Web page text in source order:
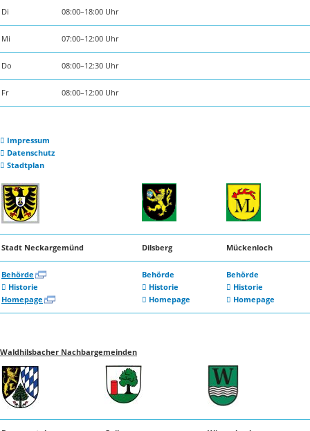
Di 08:00–18:00 Uhr
Mi 07:00–12:00 Uhr
Do 08:00–12:30 Uhr
Fr 08:00–12:00 Uhr
Impressum
Datenschutz
Stadtplan
Stadt Neckargemünd Dilsberg Mückenloch
Behörde
Historie
Homepage
Behörde
Historie
Homepage
Behörde
Historie
Homepage
Waldhilsbacher Nachbargemeinden